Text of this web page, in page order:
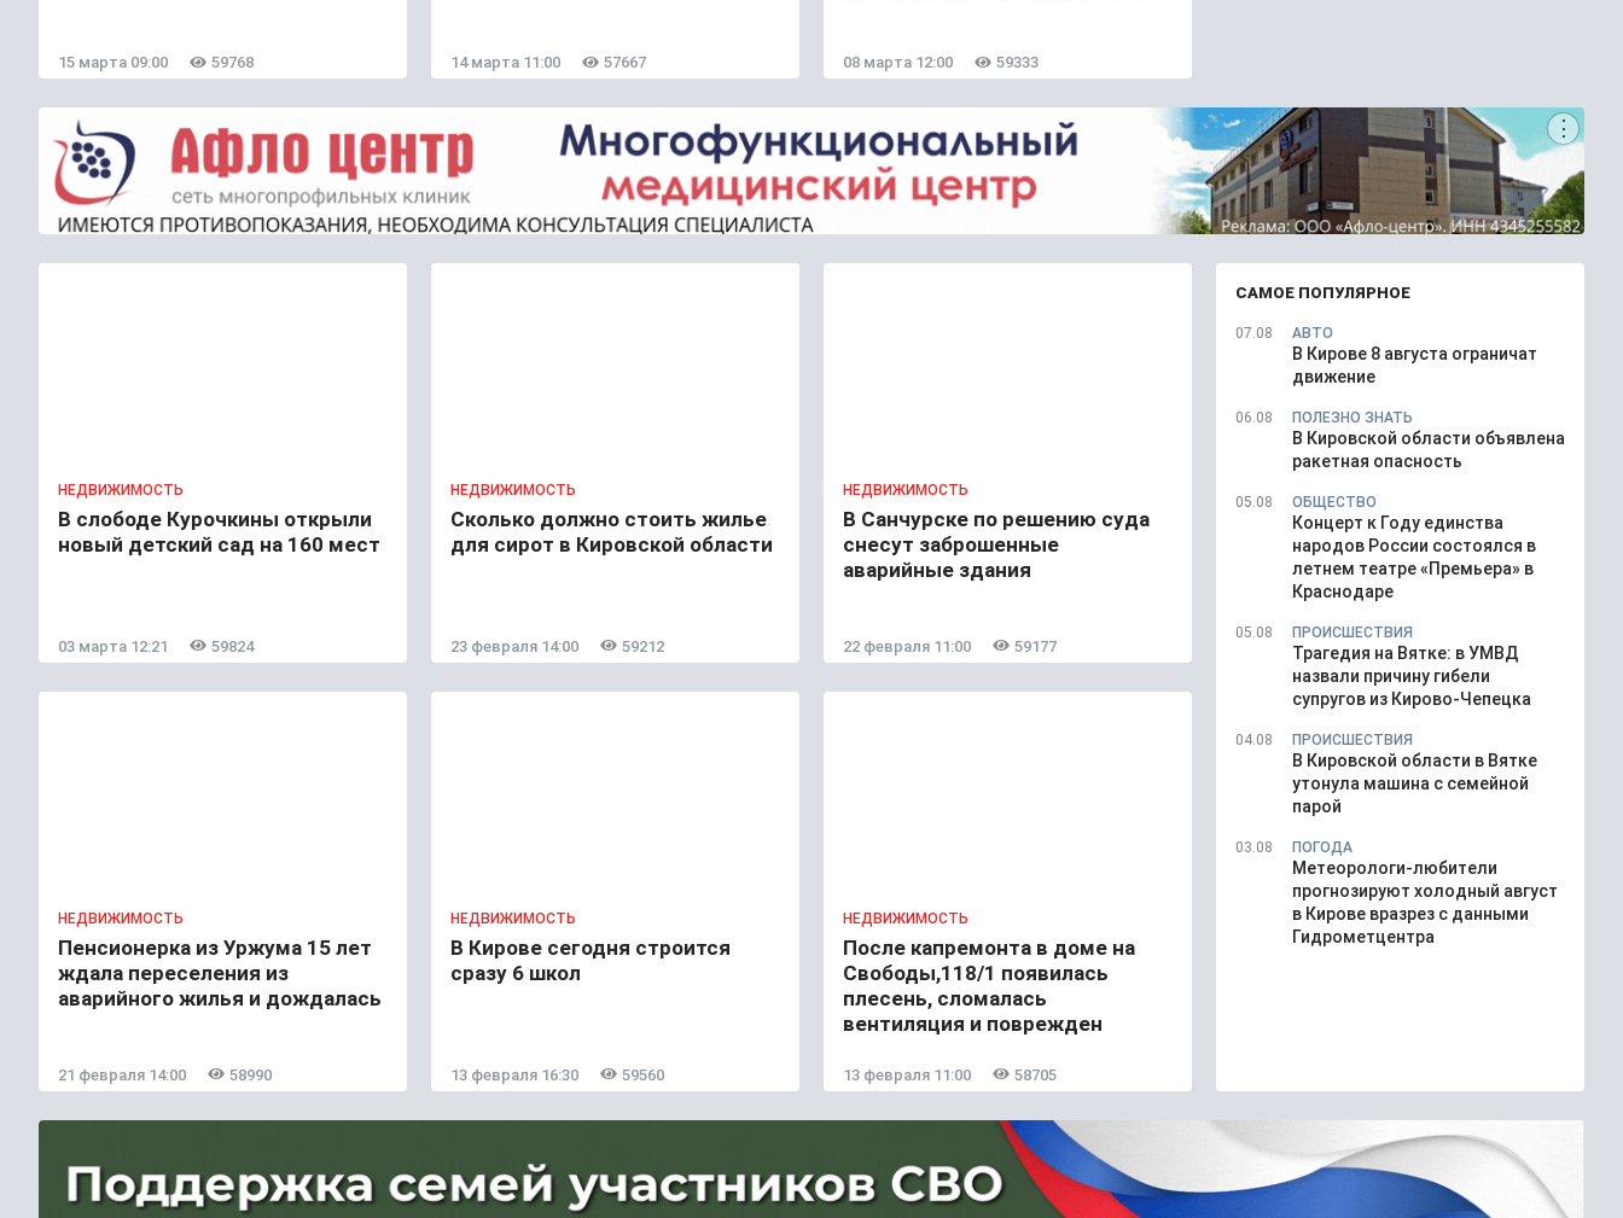
15 марта 09:00 59768 14 марта 11:00 57667 08 марта 12:00 59333
НЕДВИЖИМОСТЬ
В слободе Курочкины открыли
новый детский сад на 160 мест
03 марта 12:21 59824
НЕДВИЖИМОСТЬ
Сколько должно стоить жилье
для сирот в Кировской области
23 февраля 14:00 59212
НЕДВИЖИМОСТЬ
В Санчурске по решению суда
снесут заброшенные
аварийные здания
22 февраля 11:00 59177
НЕДВИЖИМОСТЬ
Пенсионерка из Уржума 15 лет
ждала переселения из
аварийного жилья и дождалась
21 февраля 14:00 58990
НЕДВИЖИМОСТЬ
В Кирове сегодня строится
сразу 6 школ
13 февраля 16:30 59560
НЕДВИЖИМОСТЬ
После капремонта в доме на
Свободы,118/1 появилась
плесень, сломалась
вентиляция и поврежден
13 февраля 11:00 58705
САМОЕ ПОПУЛЯРНОЕ
07.08 АВТО
В Кирове 8 августа ограничат
движение
06.08 ПОЛЕЗНО ЗНАТЬ
В Кировской области объявлена
ракетная опасность
05.08 ОБЩЕСТВО
Концерт к Году единства
народов России состоялся в
летнем театре «Премьера» в
Краснодаре
05.08 ПРОИСШЕСТВИЯ
Трагедия на Вятке: в УМВД
назвали причину гибели
супругов из Кирово-Чепецка
04.08 ПРОИСШЕСТВИЯ
В Кировской области в Вятке
утонула машина с семейной
парой
03.08 ПОГОДА
Метеорологи-любители
прогнозируют холодный август
в Кирове вразрез с данными
Гидрометцентра